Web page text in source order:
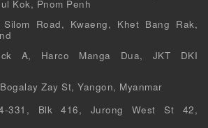
Kok, Pnom Penh
Road, Kwaeng, Khet Bang Rak,
A, Harco Manga Dua, JKT DKI
Zay St, Yangon, Myanmar
331, Blk 416, Jurong West St 42,